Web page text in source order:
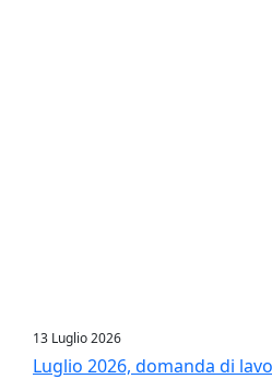
13 Luglio 2026
Luglio 2026, domanda di